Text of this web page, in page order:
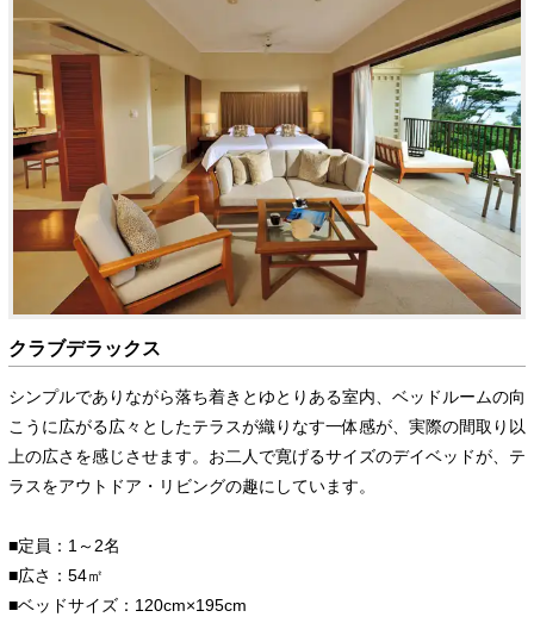
クラブデラックス
シンプルでありながら落ち着きとゆとりある室内、ベッドルームの向
こうに広がる広々としたテラスが織りなす一体感が、実際の間取り以
上の広さを感じさせます。お二人で寛げるサイズのデイベッドが、テ
ラスをアウトドア・リビングの趣にしています。
■定員：1～2名
■広さ：54㎡
■ベッドサイズ：120cm×195cm